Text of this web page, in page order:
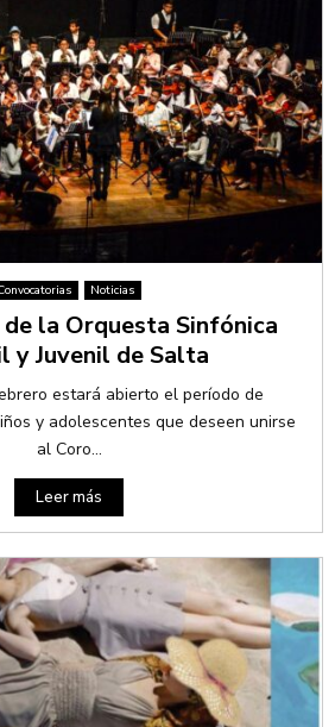
Noticias
la Orquesta Sinfónica
y Juvenil de Salta
estará abierto el período de
y adolescentes que deseen unirse
al Coro...
Leer más